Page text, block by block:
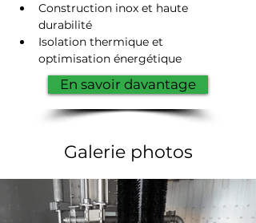
Construction inox et haute
durabilité
Isolation thermique et
optimisation énergétique
En savoir davantage
Galerie photos